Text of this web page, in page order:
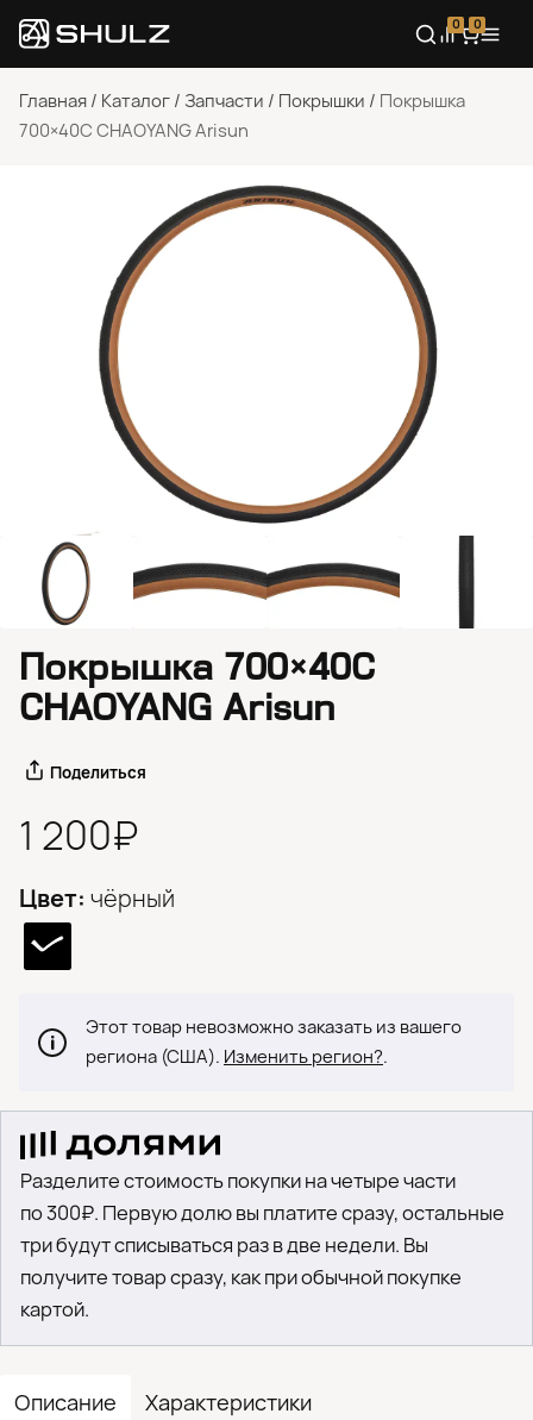
0 0
Главная / Каталог / Запчасти / Покрышки / Покрышка
700×40C CHAOYANG Arisun
Описание Характеристики
Покрышка 700×40C
CHAOYANG Arisun
Поделиться
1 200₽
Цвет: чёрный
Этот товар невозможно заказать из вашего
региона (США). Изменить регион?.
Разделите стоимость покупки на четыре части
по 300₽. Первую долю вы платите сразу, остальные
три будут списываться раз в две недели. Вы
получите товар сразу, как при обычной покупке
картой.